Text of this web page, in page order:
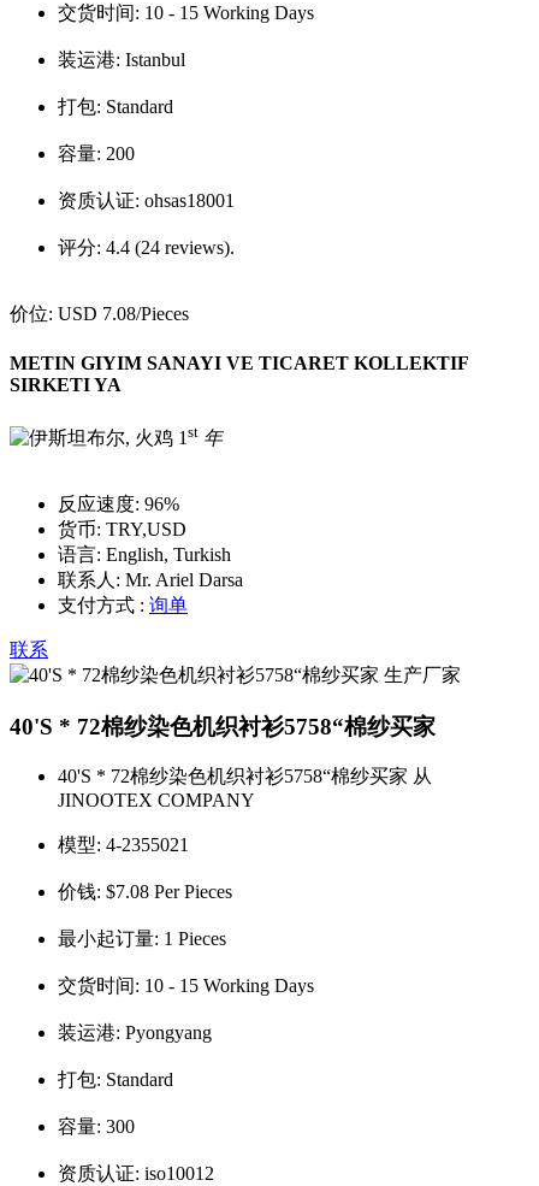
交货时间: 10 - 15 Working Days
装运港: Istanbul
打包: Standard
容量: 200
资质认证: ohsas18001
评分: 4.4 (24 reviews).
价位: USD 7.08/Pieces
METIN GIYIM SANAYI VE TICARET KOLLEKTIF
SIRKETI YA
1 st 年
反应速度: 96%
货币: TRY,USD
语言: English, Turkish
联系人: Mr. Ariel Darsa
支付方式 : 询单
联系
40'S * 72棉纱染色机织衬衫5758“棉纱买家
40'S * 72棉纱染色机织衬衫5758“棉纱买家 从
JINOOTEX COMPANY
模型: 4-2355021
价钱: $7.08 Per Pieces
最小起订量: 1 Pieces
交货时间: 10 - 15 Working Days
装运港: Pyongyang
打包: Standard
容量: 300
资质认证: iso10012